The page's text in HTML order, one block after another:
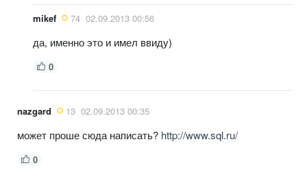
mikef 74 02.09.2013 00:56
да, именно это и имел ввиду)
0
nazgard 13 02.09.2013 00:35
может проше сюда написать? http://www.sql.ru/
0